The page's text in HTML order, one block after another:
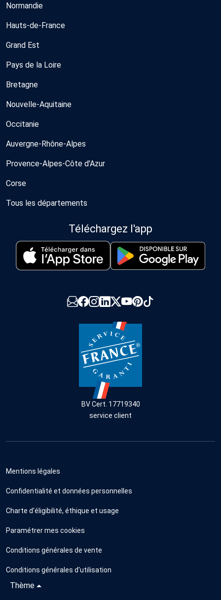
Normandie
Hauts-de-France
Grand Est
Pays de la Loire
Bretagne
Nouvelle-Aquitaine
Occitanie
Auvergne-Rhône-Alpes
Provence-Alpes-Côte d'Azur
Corse
Tous les départements
Téléchargez l'app
BV Cert. 17719340
service client
Mentions légales
Confidentialité et données personnelles
Charte d'éligibilité, éthique et usage
Paramétrer mes cookies
Conditions générales de vente
Conditions générales d'utilisation
Thème